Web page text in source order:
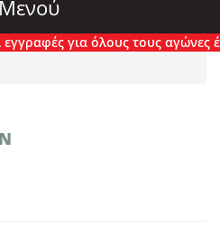
Μενού
για όλους τους αγώνες